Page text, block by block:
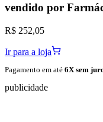
vendido por
R$ 252,05
Ir para a loja
Pagamento em até 6X sem
publicidade